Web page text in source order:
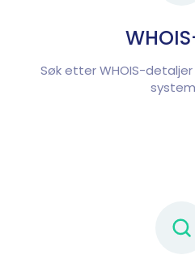
Søk etter WHOIS-